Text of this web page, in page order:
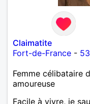
Claimatite
Fort-de-France -
Femme célibataire
amoureuse
Facile à vivre, je